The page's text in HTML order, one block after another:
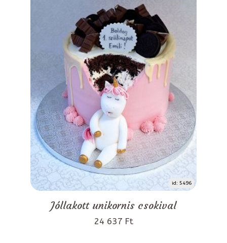
id: 5496
Jóllakott unikornis csokival
24 637 Ft